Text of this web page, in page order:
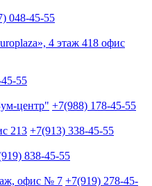
048-45-55
4 этаж 418 офис
55
центр" +7(988) 178-45-55
213 +7(913) 338-45-55
838-45-55
офис № 7 +7(919) 278-45-